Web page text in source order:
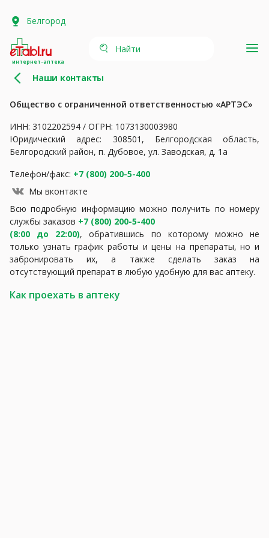
Белгород
интернет-аптека
Найти
Наши контакты
Общество с ограниченной ответственностью «АРТЭС»
ИНН: 3102202594 / ОГРН: 1073130003980
Юридический адрес: 308501, Белгородская область,
Белгородский район, п. Дубовое, ул. Заводская, д. 1а
Телефон/факс: +7 (800) 200-5-400
Мы вконтакте
Всю подробную информацию можно получить по номеру
службы заказов +7 (800) 200-5-400
(8:00 до 22:00), обратившись по которому можно не
только узнать график работы и цены на препараты, но и
забронировать их, а также сделать заказ на
отсутствующий препарат в любую удобную для вас аптеку.
Как проехать в аптеку